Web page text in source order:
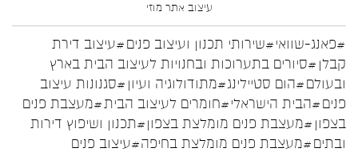
עיצוב אתר מוזי
#פאנג-שוואי#שירותי תכנון ועיצוב פנים#עיצוב דירת
קבלן #סיורים בתערוכות ובחנויות לעיצוב הבית בארץ
ובעולם#הום סטיילינג#מתודולוגיה ועיון #סגנונות עיצוב
פנים#הבית הישראלי#חומרים לעיצוב הבית#מעצבת פנים
בצפון #מעצבת פנים מומלצת בצפון#תכנון ושיפוץ דירות
ובתים#מעצבת פנים מומלצת בחיפה#עיצוב פנים